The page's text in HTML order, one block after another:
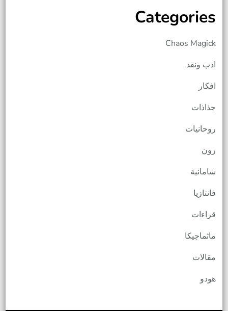
Categories
Chaos Magick
ادب ونقد
افكار
جذاذات
روحانيات
رون
شامانية
فانتازيا
قراءات
ماثماجيكا
مقالات
هودو